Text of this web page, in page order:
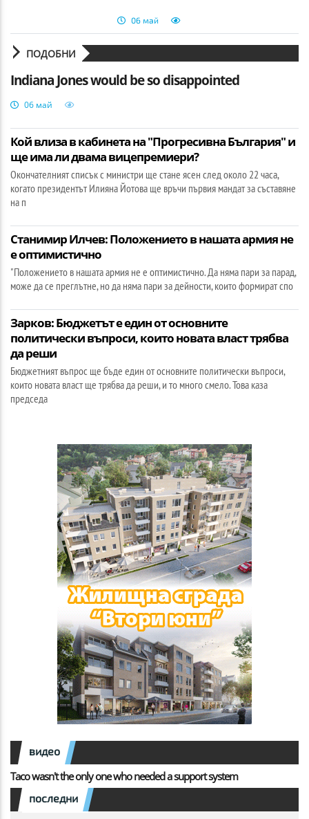
06 май
ПОДОБНИ
Indiana Jones would be so disappointed
06 май
Кой влиза в кабинета на "Прогресивна България" и
ще има ли двама вицепремиери?
Окончателният списък с министри ще стане ясен след около 22 часа,
когато президентът Илияна Йотова ще връчи първия мандат за съставяне
на п
Станимир Илчев: Положението в нашата армия не
е оптимистично
"Положението в нашата армия не е оптимистично. Да няма пари за парад,
може да се преглътне, но да няма пари за дейности, които формират спо
Зарков: Бюджетът е един от основните
политически въпроси, които новата власт трябва
да реши
Бюджетният въпрос ще бъде един от основните политически въпроси,
които новата власт ще трябва да реши, и то много смело. Това каза
председа
видео
Taco wasn't the only one who needed a support system
последни